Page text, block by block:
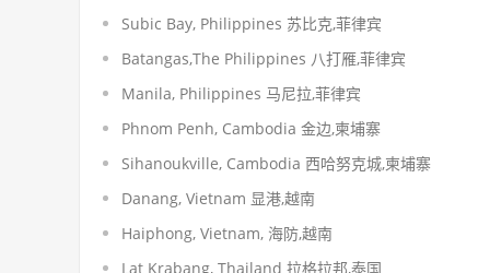
Subic Bay, Philippines 苏比克,菲律宾
Batangas,The Philippines 八打雁,菲律宾
Manila, Philippines 马尼拉,菲律宾
Phnom Penh, Cambodia 金边,柬埔寨
Sihanoukville, Cambodia 西哈努克城,柬埔寨
Danang, Vietnam 显港,越南
Haiphong, Vietnam, 海防,越南
Lat Krabang, Thailand 拉格拉邦,泰国